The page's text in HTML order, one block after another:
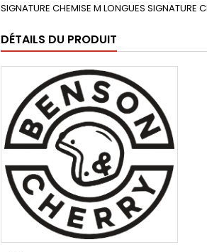
SIGNATURE CHEMISE M LONGUES SIGNATURE
DÉTAILS DU PRODUIT